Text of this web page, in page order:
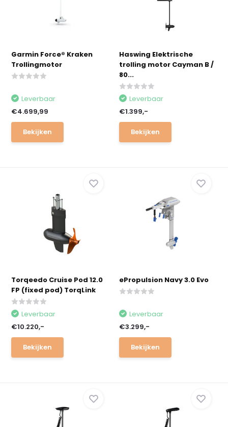
Garmin Force® Kraken
Trollingmotor
Leverbaar
€4.699,99
Bekijken
Haswing Elektrische
trolling motor Cayman B /
80...
Leverbaar
€1.399,-
Bekijken
Torqeedo Cruise Pod 12.0
FP (fixed pod) TorqLink
Leverbaar
€10.220,-
Bekijken
ePropulsion Navy 3.0 Evo
Leverbaar
€3.299,-
Bekijken